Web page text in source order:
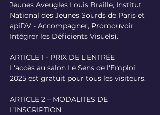
Jeunes Aveugles Louis Braille, Institut
National des Jeunes Sourds de Paris et
apiDV - Accompagner, Promouvoir
Intégrer les Déficients Visuels).
ARTICLE 1 - PRIX DE L'ENTRÉE
L'accès au salon Le Sens de l'Emploi
2025 est gratuit pour tous les visiteurs.
ARTICLE 2 – MODALITES DE
L’INSCRIPTION